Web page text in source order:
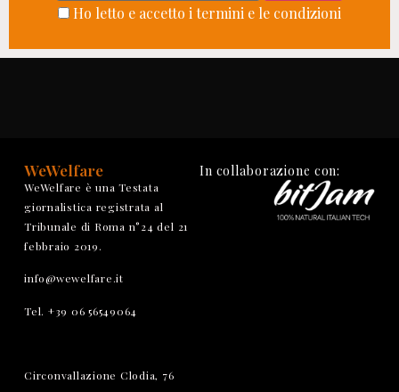
Ho letto e accetto i termini e le condizioni
WeWelfare
WeWelfare è una Testata
giornalistica registrata al
Tribunale di Roma n°24 del 21
febbraio 2019.
info@wewelfare.it
Tel. +39 06 56549064
Circonvallazione Clodia, 76
In collaborazione con: